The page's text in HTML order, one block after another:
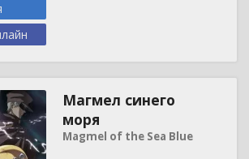
Магмел синего
моря
Magmel of the Sea Blue